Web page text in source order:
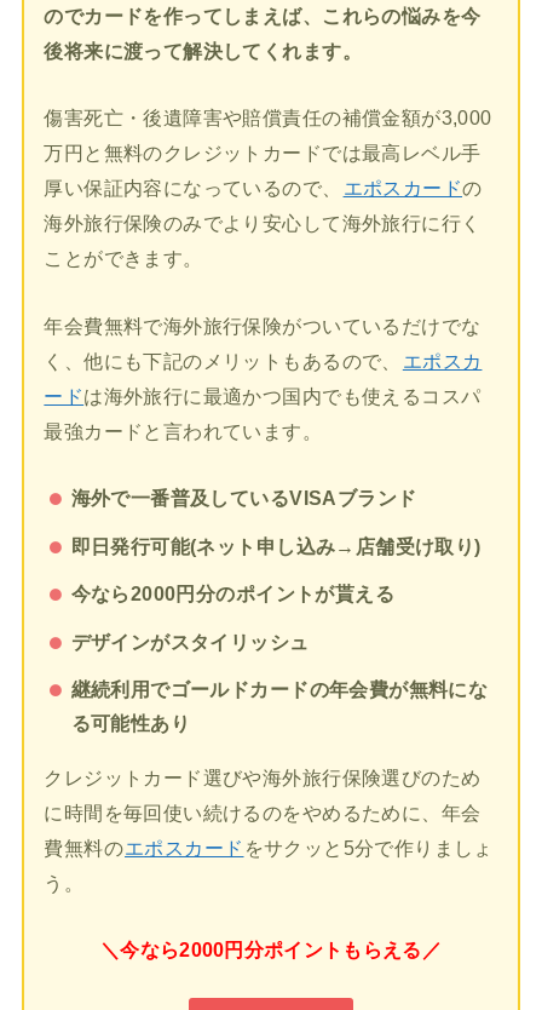
のでカードを作ってしまえば、これらの悩みを今
後将来に渡って解決してくれます。
傷害死亡・後遺障害や賠償責任の補償金額が3,000
万円と無料のクレジットカードでは最高レベル手
厚い保証内容になっているので、
エポスカードの
海外旅行保険のみでより安心して海外旅行に行く
ことができます。
年会費無料で海外旅行保険がついているだけでな
く、他にも下記のメリットもあるので、
エポスカ
ードは海外旅行に最適かつ国内でも使えるコスパ
最強カードと言われています。
海外で一番普及しているVISAブランド
即日発行可能(ネット申し込み→店舗受け取り)
今なら2000円分のポイントが貰える
デザインがスタイリッシュ
継続利用でゴールドカードの年会費が無料にな
る可能性あり
クレジットカード選びや海外旅行保険選びのため
に時間を毎回使い続けるのをやめるために、年会
費無料のエポスカード をサクッと5分で作りましょ
う。
＼今なら2000円分ポイントもらえる／